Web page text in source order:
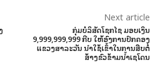
Next article
ກຸ່ມບໍລິສັດໂຊກໄຊ ມອບເງິນ
9,999,999,999 ກີບ ໃຫ້ອົງການປົກຄອງ
ແຂວງສາລະວັນ ນໍາໃຊ້ເຂົ້າໃນການສືບຕໍ່
ສ້າງຂົວຂ້າມນ້ຳເຊໂດນ